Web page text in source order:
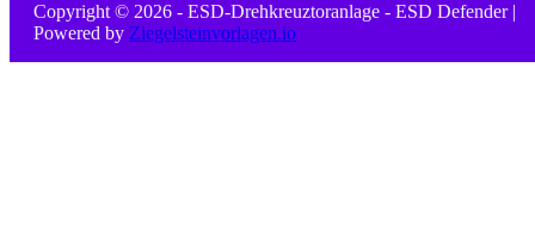
Copyright © 2026 - ESD-Drehkreuztoranlage - ESD Defender |
Powered by Ziegelsteinvorlagen.io